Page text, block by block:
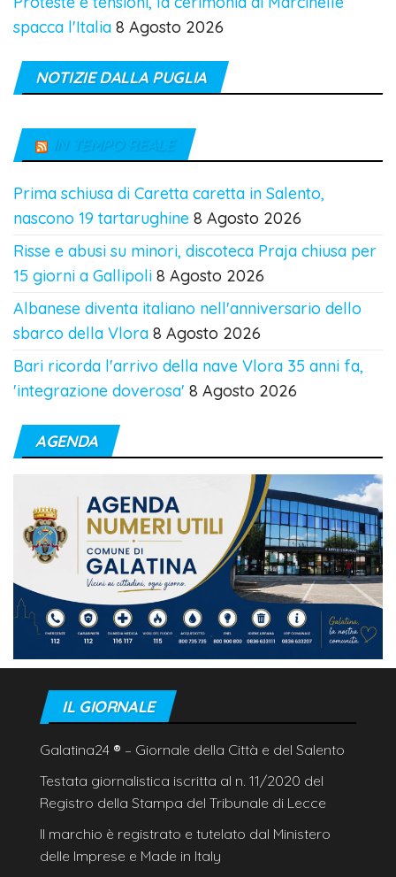
spacca l'Italia 8 Agosto 2026
NOTIZIE DALLA PUGLIA
IN TEMPO REALE
Prima schiusa di Caretta caretta in Salento,
nascono 19 tartarughine 8 Agosto 2026
Risse e abusi su minori, discoteca Praja chiusa per
15 giorni a Gallipoli 8 Agosto 2026
Albanese diventa italiano nell'anniversario dello
sbarco della Vlora 8 Agosto 2026
Bari ricorda l'arrivo della nave Vlora 35 anni fa,
'integrazione doverosa' 8 Agosto 2026
AGENDA
IL GIORNALE
Galatina24 ® – Giornale della Città e del Salento
Testata giornalistica iscritta al n. 11/2020 del
Registro della Stampa del Tribunale di Lecce
Il marchio è registrato e tutelato dal Ministero
delle Imprese e Made in Italy